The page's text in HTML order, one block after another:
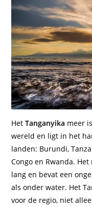
HetTanganyika meer
wereld en ligt in het
landen: Burundi,
Congo en Rwanda.
lang en bevat een
als onder water. Het
voor de regio, niet